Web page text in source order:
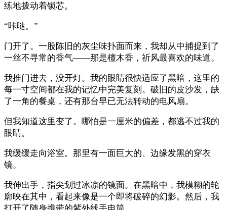
练地拨动着锁芯。
“咔哒。”
门开了。一股陈旧的灰尘味扑面而来，我却从中捕捉到了
一丝不寻常的香气——那是檀木香，祈风最喜欢的味道。
我推门进去，没开灯。我的眼睛很快适应了黑暗，这里的
每一寸空间都在我的记忆中完美复刻。破旧的皮沙发，缺
了一角的餐桌，还有那台早已无法转动的电风扇。
但我知道这里变了。哪怕是一厘米的偏差，都逃不过我的
眼睛。
我缓缓走向浴室。那里有一面巨大的、边缘发黑的穿衣
镜。
我伸出手，指尖划过冰凉的镜面。在黑暗中，我模糊的轮
廓映在其中，看起来像是一个即将破碎的幻影。然后，我
打开了随身携带的紫外线手电筒。